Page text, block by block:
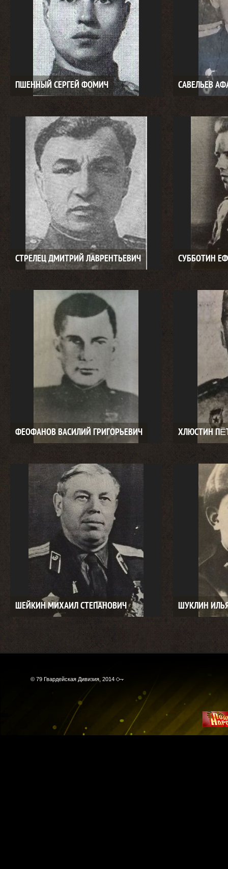
ПШЕННЫЙ СЕРГЕЙ ФОМИЧ САВЕЛЬЕВ
СТРЕЛЕЦ ДМИТРИЙ ЛАВРЕНТЬЕВИЧ СУББОТИН
ФЕОФАНОВ ВАСИЛИЙ ГРИГОРЬЕВИЧ ХЛЮСТИН
ШЕЙКИН МИХАИЛ СТЕПАНОВИЧ ШУКЛИН
© 79 Гвардейская Дивизия, 2014